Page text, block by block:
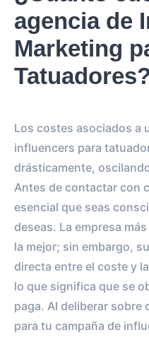
0
IMPRESIONES POR LA
HISTORIA
0%
VS
agencia de
Marketing
Los costes asociados a
influencers para
drásticamente,
Antes de contactar con
esencial que seas
deseas. La empresa
la mejor; sin embargo,
directa entre el coste y
lo que significa que se
paga. Al deliberar sobre
para tu campaña de